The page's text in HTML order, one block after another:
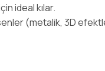
ideal kılar.
(metalik, 3D